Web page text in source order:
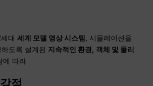
세대세계 모델 영상 시스템 , 시뮬레이션을
도록 설계된 지속적인 환경, 객체 및 물리
에 따라.
점